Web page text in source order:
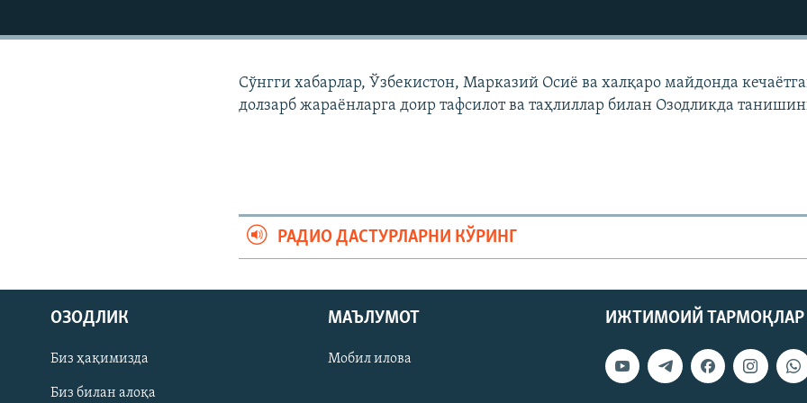
На русском
ИЖТИМОИЙ ТАРМОҚЛАР
Сўнгги хабарлар, Ўзбекистон, Марказий Осиë ва халқаро майдонда
долзарб жараëнларга доир тафсилот ва таҳлиллар билан Озодликда
РАДИО ДАСТУРЛАРНИ КЎРИНГ
ИЖТИМОИЙ ТАРМОҚЛАР
ОЗОДЛИК
Биз ҳақимизда
Биз билан алоқа
МАЪЛУМОТ
Мобил илова